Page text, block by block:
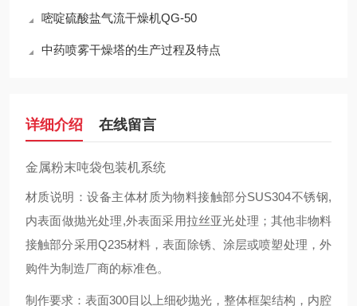
嘧啶硫酸盐气流干燥机QG-50
中药喷雾干燥塔的生产过程及特点
详细介绍 在线留言
金属粉末吨袋包装机系统
材质说明：设备主体材质为物料接触部分SUS304不锈钢,
内表面做抛光处理,外表面采用拉丝亚光处理；其他非物料
接触部分采用Q235材料，表面除锈、涂层或喷塑处理，外
购件为制造厂商的标准色。
制作要求：表面300目以上细砂抛光，整体框架结构，内腔